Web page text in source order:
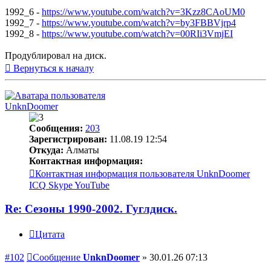
1992_6 - https://www.youtube.com/watch?v=3Kzz8CAoUM0
1992_7 - https://www.youtube.com/watch?v=by3FBBVjrp4
1992_8 - https://www.youtube.com/watch?v=00RIi3VmjEI
Продублировал на диск.
Вернуться к началу
UnknDoomer
Сообщения: 203
Зарегистрирован: 11.08.19 12:54
Откуда: Алматы
Контактная информация:
Контактная информация пользователя UnknDoomer
ICQ SkypeYouTube
Re: Сезоны 1990-2002. Гуглдиск.
Цитата
#102 Сообщение UnknDoomer » 30.01.26 07:13